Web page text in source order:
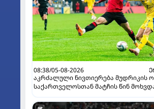
08:38/05-08-2026
აკრძალული ნივთიერება მუდრიკის
საქართველოსთან მატჩის წინ
ინფორმაციას ავრცელებს